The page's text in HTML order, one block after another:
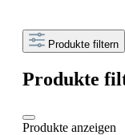
Produkte filtern
Produkte
Produkte anzeigen